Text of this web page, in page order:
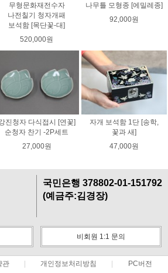
무형문화재전수자
나전칠기 청자개패
보석함 [목단꽃-대]
520,000원
나무틀 모형종 [에밀레종]
92,000원
진청자 다식접시 [연꽃]
순청자 찬기 -2P세트
27,000원
자개 보석함 1단 [송학,
꽃과 새]
47,000원
국민은행 378802-01-151792
(예금주:김경장)
비회원 1:1 문의
관 개인정보처리방침 PC버전